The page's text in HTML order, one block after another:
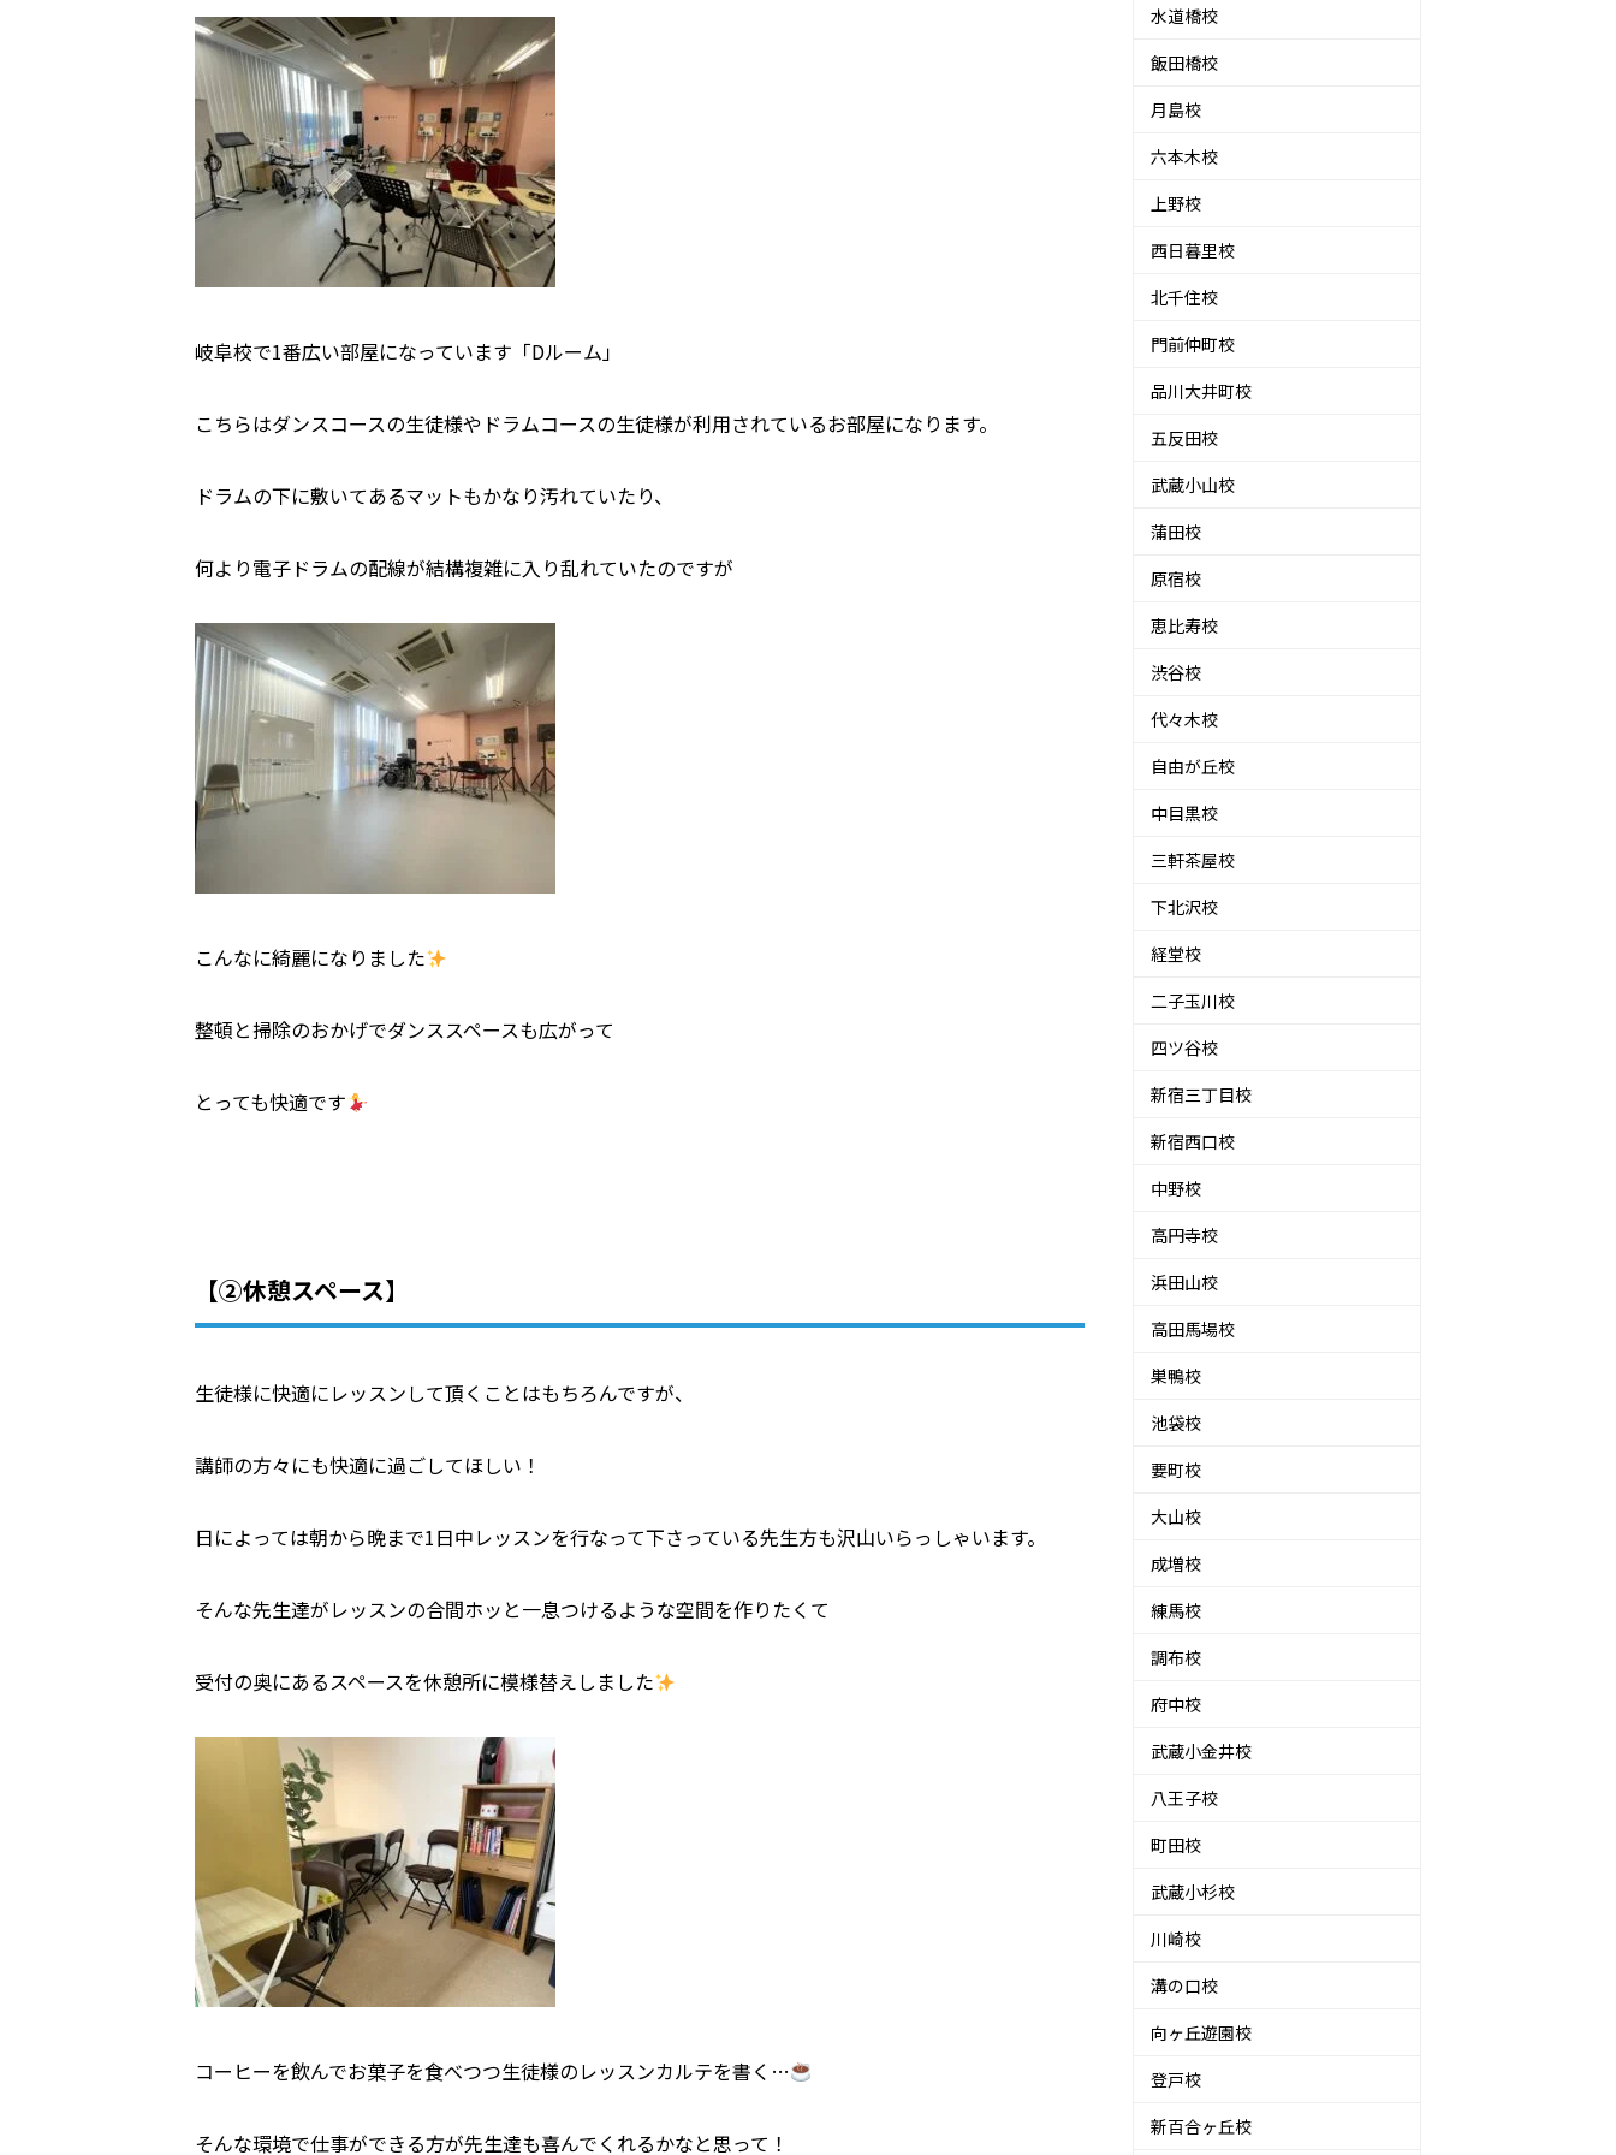
岐阜校で1番広い部屋になっています「Dルーム」
こちらはダンスコースの生徒様やドラムコースの生徒様が利用されているお部屋になります。
ドラムの下に敷いてあるマットもかなり汚れていたり、
何より電子ドラムの配線が結構複雑に入り乱れていたのですが
こんなに綺麗になりました
整頓と掃除のおかげでダンススペースも広がって
とっても快適です
【②休憩スペース】
生徒様に快適にレッスンして頂くことはもちろんですが、
講師の方々にも快適に過ごしてほしい！
日によっては朝から晩まで1日中レッスンを行なって下さっている先生方も沢山いらっしゃいます。
そんな先生達がレッスンの合間ホッと一息つけるような空間を作りたくて
受付の奥にあるスペースを休憩所に模様替えしました
コーヒーを飲んでお菓子を食べつつ生徒様のレッスンカルテを書く …
そんな環境で仕事ができる方が先生達も喜んでくれるかなと思って！
水道橋校
飯田橋校
月島校
六本木校
上野校
西日暮里校
北千住校
門前仲町校
品川大井町校
五反田校
武蔵小山校
蒲田校
原宿校
恵比寿校
渋谷校
代々木校
自由が丘校
中目黒校
三軒茶屋校
下北沢校
経堂校
二子玉川校
四ツ谷校
新宿三丁目校
新宿西口校
中野校
高円寺校
浜田山校
高田馬場校
巣鴨校
池袋校
要町校
大山校
成増校
練馬校
調布校
府中校
武蔵小金井校
八王子校
町田校
武蔵小杉校
川崎校
溝の口校
向ヶ丘遊園校
登戸校
新百合ヶ丘校